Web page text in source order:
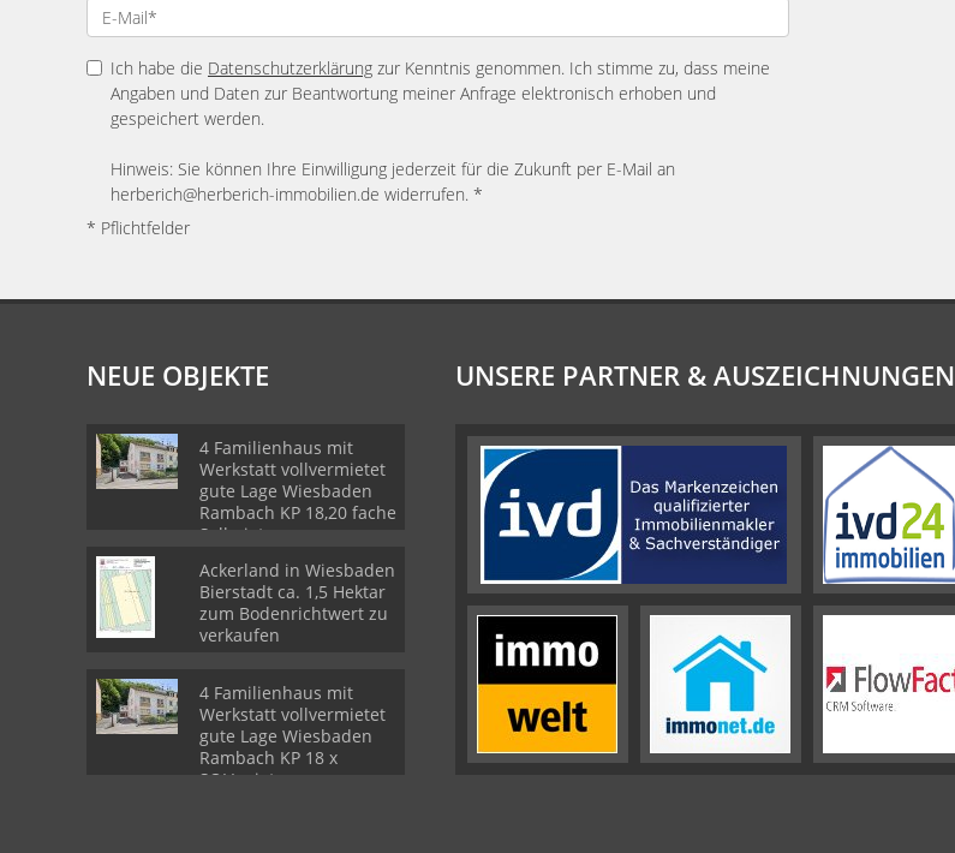
Ich habe die Datenschutzerklärung zur Kenntnis genommen. Ich stimme zu, dass meine
Angaben und Daten zur Beantwortung meiner Anfrage elektronisch erhoben und
gespeichert werden.
Hinweis: Sie können Ihre Einwilligung jederzeit für die Zukunft per E-Mail an
herberich@herberich-immobilien.de widerrufen. *
* Pflichtfelder
NEUE OBJEKTE
4 Familienhaus mit
Werkstatt vollvermietet
gute Lage Wiesbaden
Rambach KP 18,20 fache
Sollmiete
Ackerland in Wiesbaden
Bierstadt ca. 1,5 Hektar
zum Bodenrichtwert zu
verkaufen
4 Familienhaus mit
Werkstatt vollvermietet
gute Lage Wiesbaden
Rambach KP 18 x
SOLLmiete
UNSERE PARTNER & AUSZEICHNUNGEN